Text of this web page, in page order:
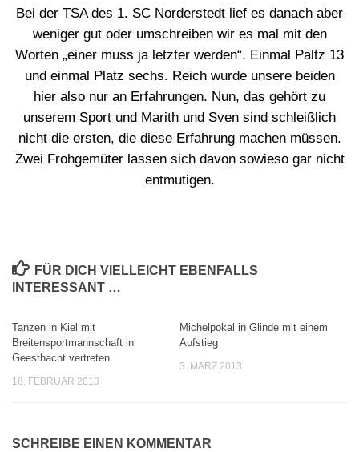
Bei der TSA des 1. SC Norderstedt lief es danach aber
weniger gut oder umschreiben wir es mal mit den
Worten „einer muss ja letzter werden“. Einmal Paltz 13
und einmal Platz sechs. Reich wurde unsere beiden
hier also nur an Erfahrungen. Nun, das gehört zu
unserem Sport und Marith und Sven sind schleißlich
nicht die ersten, die diese Erfahrung machen müssen.
Zwei Frohgemüter lassen sich davon sowieso gar nicht
entmutigen.
FÜR DICH VIELLEICHT EBENFALLS
INTERESSANT …
Tanzen in Kiel mit
Breitensportmannschaft in
Geesthacht vertreten
18. FEBRUAR 2013
Michelpokal in Glinde mit einem
Aufstieg
3. MÄRZ 2013
SCHREIBE EINEN KOMMENTAR